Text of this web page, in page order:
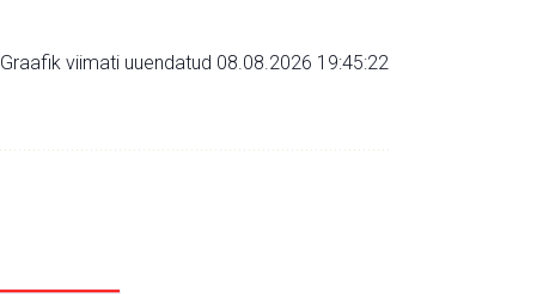
Graafik viimati uuendatud 08.08.2026 19:45:22